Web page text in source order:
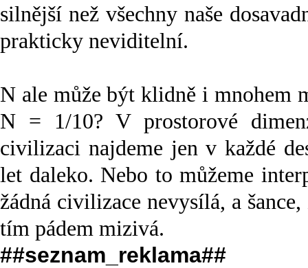
silnější než všechny naše
prakticky neviditelní.
N ale může být klidně i mnohem
N = 1/10? V prostorové
civilizaci najdeme jen v každé
let daleko. Nebo to můžeme
žádná civilizace nevysílá, a
tím pádem mizivá.
##seznam_reklama##